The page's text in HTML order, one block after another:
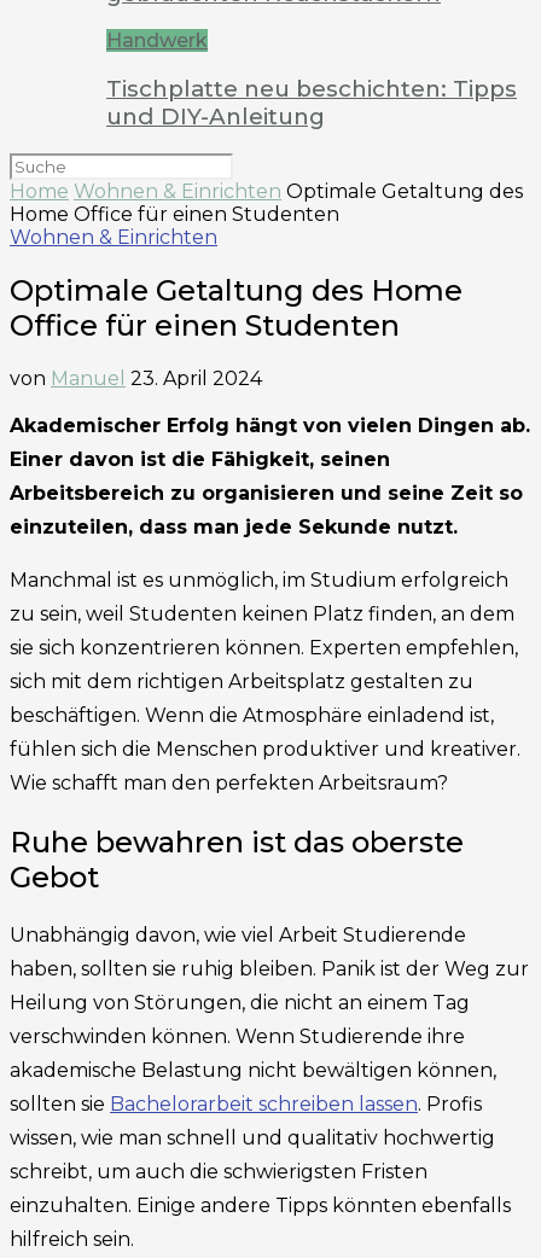
Handwerk
Tischplatte neu beschichten: Tipps
und DIY-Anleitung
Home Wohnen & Einrichten Optimale Getaltung des
Home Office für einen Studenten
Wohnen & Einrichten
Optimale Getaltung des Home
Office für einen Studenten
von Manuel 23. April 2024
Akademischer Erfolg hängt von vielen Dingen ab.
Einer davon ist die Fähigkeit, seinen
Arbeitsbereich zu organisieren und seine Zeit so
einzuteilen, dass man jede Sekunde nutzt.
Manchmal ist es unmöglich, im Studium erfolgreich
zu sein, weil Studenten keinen Platz finden, an dem
sie sich konzentrieren können. Experten empfehlen,
sich mit dem richtigen Arbeitsplatz gestalten zu
beschäftigen. Wenn die Atmosphäre einladend ist,
fühlen sich die Menschen produktiver und kreativer.
Wie schafft man den perfekten Arbeitsraum?
Ruhe bewahren ist das oberste
Gebot
Unabhängig davon, wie viel Arbeit Studierende
haben, sollten sie ruhig bleiben. Panik ist der Weg zur
Heilung von Störungen, die nicht an einem Tag
verschwinden können. Wenn Studierende ihre
akademische Belastung nicht bewältigen können,
sollten sie Bachelorarbeit schreiben lassen. Profis
wissen, wie man schnell und qualitativ hochwertig
schreibt, um auch die schwierigsten Fristen
einzuhalten. Einige andere Tipps könnten ebenfalls
hilfreich sein.